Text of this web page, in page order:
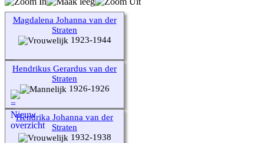
Magdalena Johanna van der
Straten
1923-1944
Hendrikus Gerardus van der
Straten
1926-1926
Hendrika Johanna van der
Straten
1932-1938